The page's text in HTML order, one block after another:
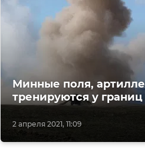
2 апреля 2021, 11:09
Минные поля,
тренируются у